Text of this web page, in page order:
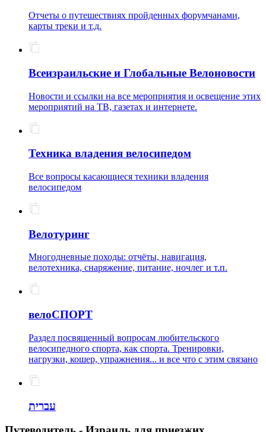
Отчеты о путешествиях пройденных форумчанами,
карты треки и т.д.
Всеизраильские и Глобальные Велоновости
Новости и ссылки на все мероприятия и освещение этих
мероприятий на ТВ, газетах и интернете.
Техника владения велосипедом
Все вопросы касающиеся техники владения
велосипедом
Велотуринг
Многодневные походы: отчёты, навигация,
велотехника, снаряжение, питание, ночлег и т.п.
велоСПОРТ
Раздел посвященный вопросам любительского
велосипедного спорта, как спорта. Тренировки,
нагрузки, кошер, упражнения... и все что с этим связано
עברית